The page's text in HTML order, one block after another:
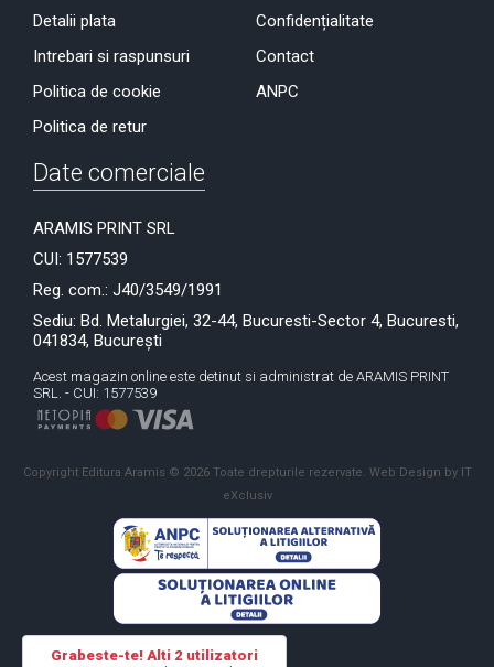
Grabeste-te! Alti 2 utilizatori
Detalii plata
Intrebari si raspunsuri
Politica de cookie
Politica de retur
Confidențialitate
Contact
ANPC
Date comerciale
ARAMIS PRINT SRL
CUI: 1577539
Reg. com.: J40/3549/1991
Sediu: Bd. Metalurgiei, 32-44, Bucuresti-Sector 4, Bucuresti,
041834, București
Acest magazin online este detinut si administrat de ARAMIS PRINT
SRL. - CUI: 1577539
Copyright Editura Aramis © 2026 Toate drepturile rezervate. Web Design by IT
eXclusiv